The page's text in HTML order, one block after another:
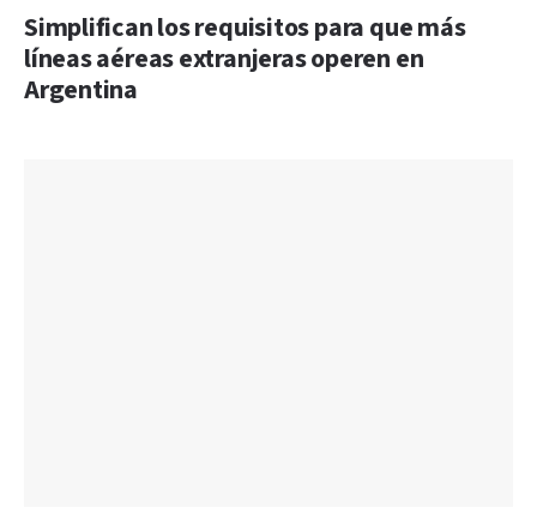
Simplifican los requisitos para que más
líneas aéreas extranjeras operen en
Argentina